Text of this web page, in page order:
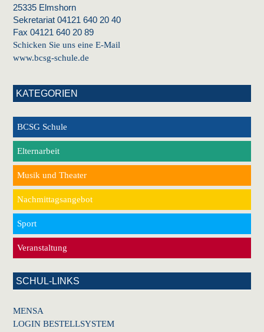
25335 Elmshorn
Sekretariat 04121 640 20 40
Fax 04121 640 20 89
Schicken Sie uns eine E-Mail
www.bcsg-schule.de
KATEGORIEN
BCSG Schule
Elternarbeit
Musik und Theater
Nachmittagsangebot
Sport
Veranstaltung
SCHUL-LINKS
MENSA
LOGIN BESTELLSYSTEM